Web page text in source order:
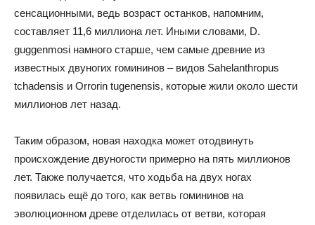
сенсационными, ведь возраст останков, напомним,
составляет 11,6 миллиона лет. Иными словами, D.
guggenmosi намного старше, чем самые древние из
известных двуногих гомининов – видов Sahelanthropus
tchadensis и Orrorin tugenensis, которые жили около шести
миллионов лет назад.
Таким образом, новая находка может отодвинуть
происхождение двуногости примерно на пять миллионов
лет. Также получается, что ходьба на двух ногах
появилась ещё до того, как ветвь гомининов на
эволюционном древе отделилась от ветви, которая